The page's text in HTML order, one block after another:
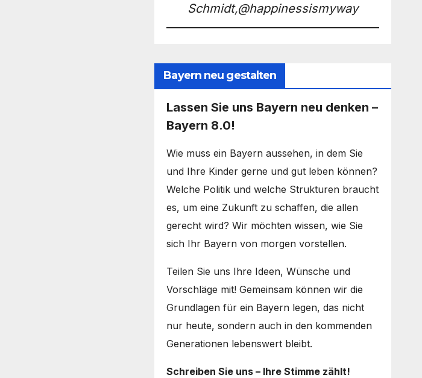
Schmidt,@happinessismyway
Bayern neu gestalten
Lassen Sie uns Bayern neu denken –
Bayern 8.0!
Wie muss ein Bayern aussehen, in dem Sie
und Ihre Kinder gerne und gut leben können?
Welche Politik und welche Strukturen braucht
es, um eine Zukunft zu schaffen, die allen
gerecht wird? Wir möchten wissen, wie Sie
sich Ihr Bayern von morgen vorstellen.
Teilen Sie uns Ihre Ideen, Wünsche und
Vorschläge mit! Gemeinsam können wir die
Grundlagen für ein Bayern legen, das nicht
nur heute, sondern auch in den kommenden
Generationen lebenswert bleibt.
Schreiben Sie uns – Ihre Stimme zählt!